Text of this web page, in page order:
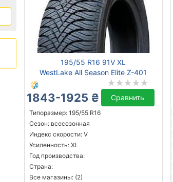
195/55 R16 91V XL
WestLake All Season Elite Z-401
1843-1925 ₴ Сравнить
Типоразмер: 195/55 R16
Сезон: всесезонная
Индекс скорости: V
Усиленность: XL
Год производства:
Страна:
Все магазины: (2)